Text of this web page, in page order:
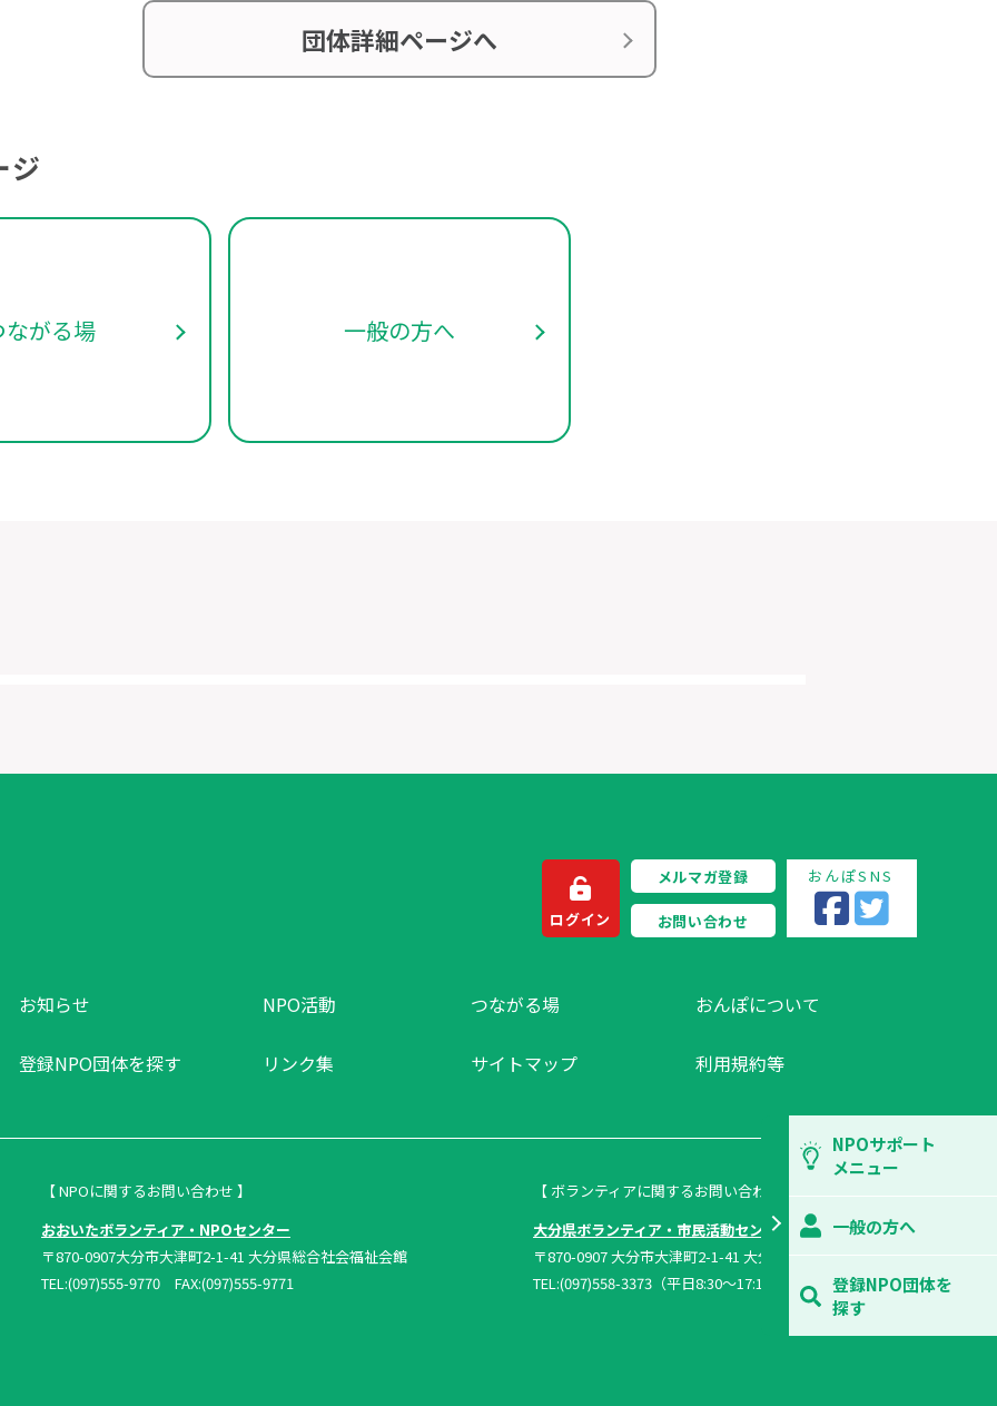
NPOサポート
メニュー
一般の方へ
登録NPO団体を
探す
団体詳細ページへ
ジ
ながる場 一般の方へ
ログイン
メルマガ登録
お問い合わせ
おんぽSNS
お知らせ NPO活動 つながる場 おんぽについて
登録NPO団体を探す リンク集 サイトマップ 利用規約等
【 NPOに関するお問い合わせ 】
おおいたボランティア・NPOセンター
〒870-0907大分市大津町2-1-41 大分県総合社会福祉会館
TEL:(097)555-9770 FAX:(097)555-9771
【 ボランティアに関するお問い合わせ 】
大分県ボランティア・市民活動センター
〒870-0907 大分市大津町2-1-41 大分県総合社会福祉会館内
TEL:(097)558-3373（平日8:30～17:15）FAX:(097)558-1296